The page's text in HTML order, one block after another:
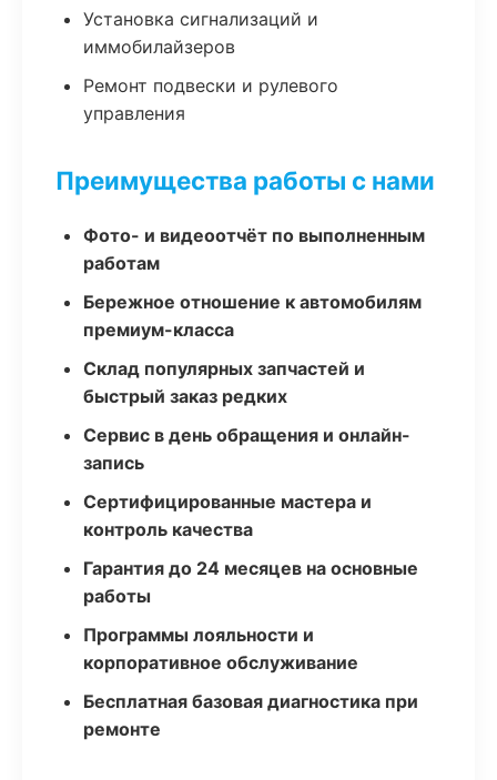
Установка сигнализаций и
иммобилайзеров
Ремонт подвески и рулевого
управления
Преимущества работы с нами
Фото- и видеоотчёт по выполненным
работам
Бережное отношение к автомобилям
премиум-класса
Склад популярных запчастей и
быстрый заказ редких
Сервис в день обращения и онлайн-
запись
Сертифицированные мастера и
контроль качества
Гарантия до 24 месяцев на основные
работы
Программы лояльности и
корпоративное обслуживание
Бесплатная базовая диагностика при
ремонте